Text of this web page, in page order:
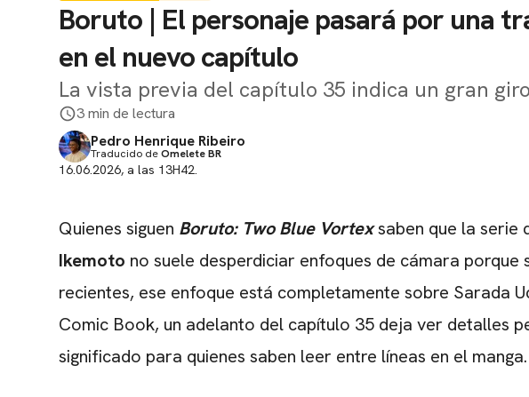
Boruto | El personaje pasará por una
en el nuevo capítulo
La vista previa del capítulo 35 indica un gran
3 min de lectura
Pedro Henrique Ribeiro
Traducido deOmelete BR
16.06.2026, a las 13H42.
Quienes siguen Boruto: Two Blue Vortexsaben que la serie
Ikemoto no suele desperdiciar enfoques de cámara porque
recientes, ese enfoque está completamente sobre Sarada
Comic Book, un adelanto del capítulo 35 deja ver detalles
significado para quienes saben leer entre líneas en el manga.